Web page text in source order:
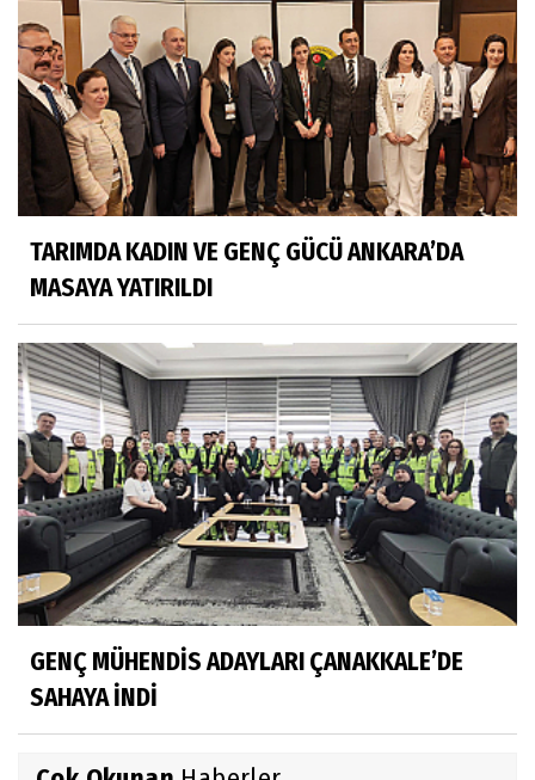
TARIMDA KADIN VE GENÇ GÜCÜ ANKARA’DA
MASAYA YATIRILDI
GENÇ MÜHENDİS ADAYLARI ÇANAKKALE’DE
SAHAYA İNDİ